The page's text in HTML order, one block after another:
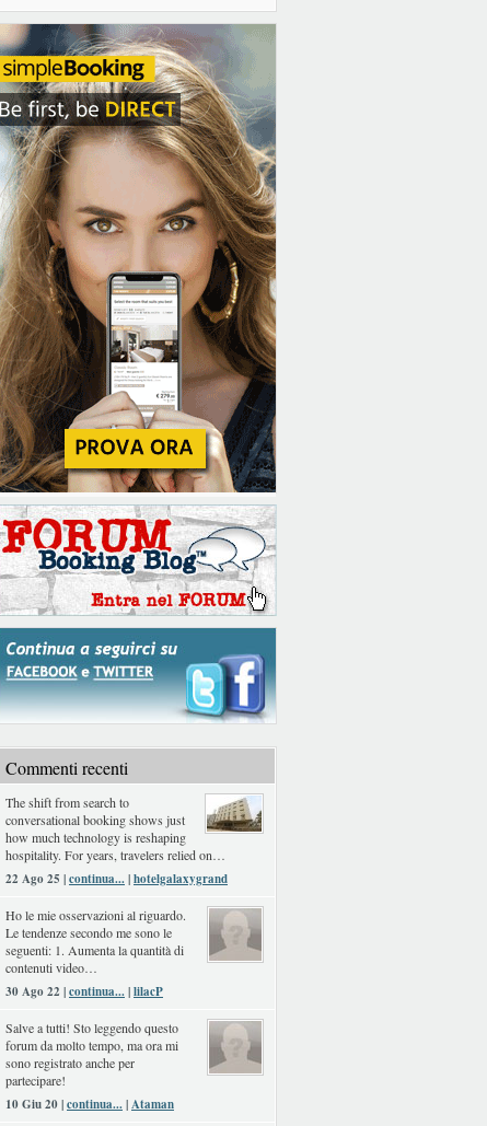
Commenti recenti
The shift from search to
conversational booking shows just
how much technology is reshaping
hospitality. For years, travelers relied on…
22 Ago 25 |continua...|hotelgalaxygrand
Ho le mie osservazioni al riguardo.
Le tendenze secondo me sono le
seguenti: 1. Aumenta la quantità di
contenuti video…
30 Ago 22 |continua...|lilacP
Salve a tutti! Sto leggendo questo
forum da molto tempo, ma ora mi
sono registrato anche per
partecipare!
10 Giu 20 |continua...|Ataman